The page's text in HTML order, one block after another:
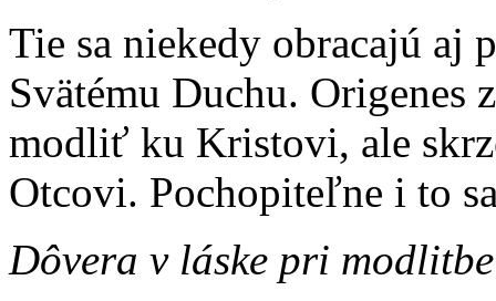
Tie sa niekedy obracajú aj
Svätému Duchu. Origenes
modliť ku Kristovi, ale
Otcovi. Pochopiteľne i to
Dôvera v láske pri modlitbe